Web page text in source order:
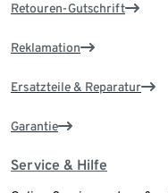
Retouren-Gutschrift
Reklamation
Ersatzteile & Reparatur
Garantie
Service & Hilfe